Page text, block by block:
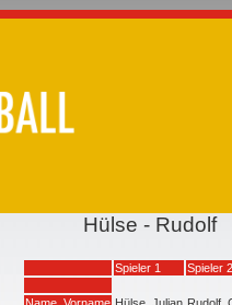
Hülse - Rudolf
Spieler 1 Spieler 2